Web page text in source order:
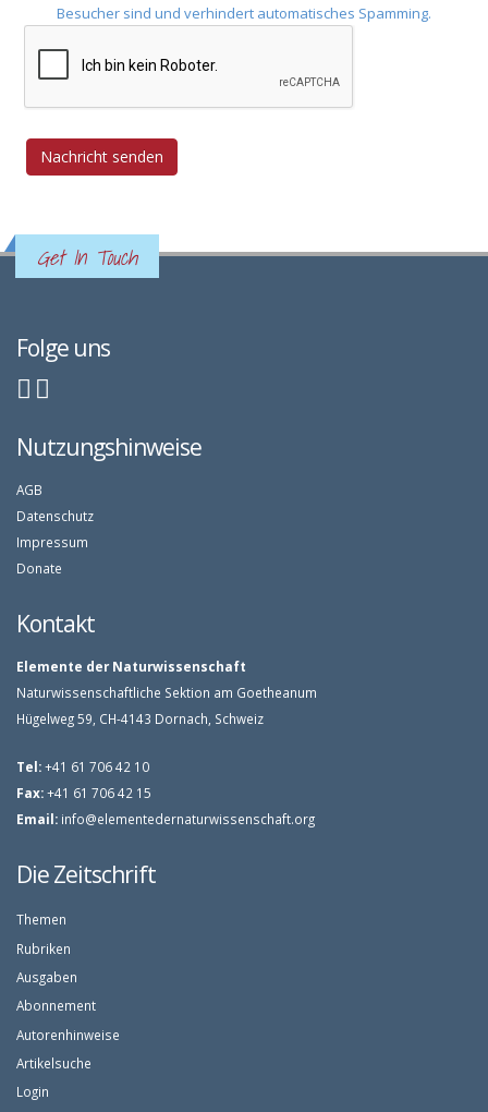
Besucher sind und verhindert automatisches Spamming.
Get In Touch
Folge uns
Nutzungshinweise
AGB
Datenschutz
Impressum
Donate
Kontakt
Elemente der Naturwissenschaft
Naturwissenschaftliche Sektion am Goetheanum
Hügelweg 59, CH-4143 Dornach, Schweiz
Tel:+41 61 706 42 10
Fax:+41 61 706 42 15
Email: info@elementedernaturwissenschaft.org
Die Zeitschrift
Themen
Rubriken
Ausgaben
Abonnement
Autorenhinweise
Artikelsuche
Login